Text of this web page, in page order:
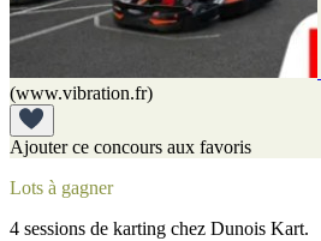
(www.vibration.fr)
Ajouter ce concours aux favoris
Lots à gagner
4 sessions de karting chez Dunois Kart.